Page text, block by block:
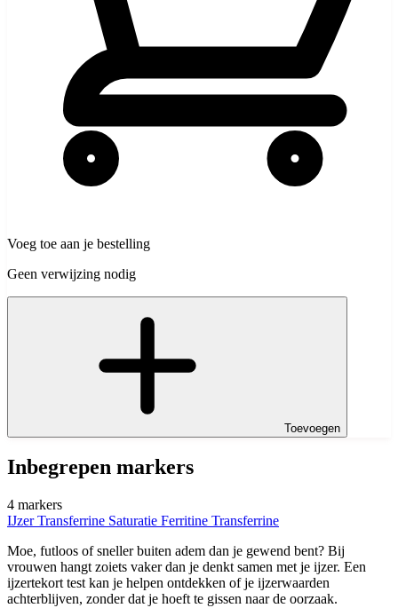
Voeg toe aan je bestelling
Geen verwijzing nodig
Toevoegen
Inbegrepen markers
4 markers
IJzerTransferrine Saturatie Ferritine Transferrine
Moe, futloos of sneller buiten adem dan je gewend bent? Bij
vrouwen hangt zoiets vaker dan je denkt samen met je ijzer. Een
ijzertekort test kan je helpen ontdekken of je ijzerwaarden
achterblijven, zonder dat je hoeft te gissen naar de oorzaak.